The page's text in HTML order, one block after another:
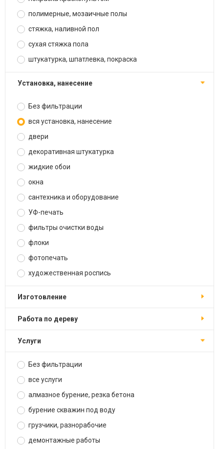
полимерные, мозаичные полы
стяжка, наливной пол
сухая стяжка пола
штукатурка, шпатлевка, покраска
установка, нанесение
Без фильтрации
вся установка, нанесение
двери
декоративная штукатурка
жидкие обои
окна
сантехника и оборудование
УФ-печать
фильтры очистки воды
флоки
фотопечать
художественная роспись
изготовление
работа по дереву
услуги
Без фильтрации
все услуги
алмазное бурение, резка бетона
бурение скважин под воду
грузчики, разнорабочие
демонтажные работы